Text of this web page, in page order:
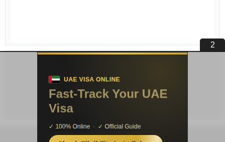
Условия публикации|Контакты|Про
2